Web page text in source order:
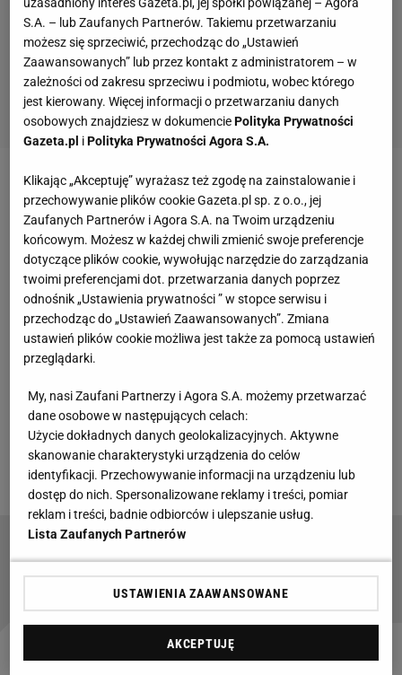
Zobacz wideoKibice dali sygnał reprezentacji
Urbana. Wardzichowski: W 80. minucie wychodzili ze
stadionu...
Grodziszczanie zakończyli sezon na 11. miejscu, z
dala od strefy spadkowej. Jednak tak słaba gra
wiosną - zaledwie dwie wygrane i zdobycie tylko 12
punktów w piętnastu rozegranych spotkaniach -
sprawiła, że z posadą trenera pożegnał się Piotr
Stokowiec.54-latek znalazł już nowe miejsce
zatrudnienia - jest to inny pierwszoligowiec, Polonia
Warszawa.
To on zastąpił Piotra Stokowca
S.A. – lub Zaufanych Partnerów. Takiemu przetwarzaniu
możesz się sprzeciwić, przechodząc do „Ustawień
Zaawansowanych” lub przez kontakt z administratorem – w
zależności od zakresu sprzeciwu i podmiotu, wobec którego
jest kierowany. Więcej informacji o przetwarzaniu danych
osobowych znajdziesz w dokumenciePolityka Prywatności
Gazeta.pl iPolityka Prywatności Agora S.A.
Klikając „Akceptuję” wyrażasz też zgodę na zainstalowanie i
przechowywanie plików cookie Gazeta.pl sp. z o.o., jej
Zaufanych Partnerów i Agora S.A. na Twoim urządzeniu
końcowym. Możesz w każdej chwili zmienić swoje preferencje
dotyczące plików cookie, wywołując narzędzie do zarządzania
twoimi preferencjami dot. przetwarzania danych poprzez
odnośnik „Ustawienia prywatności ” w stopce serwisu i
przechodząc do „Ustawień Zaawansowanych”. Zmiana
ustawień plików cookie możliwa jest także za pomocą ustawień
przeglądarki.
My, nasi Zaufani Partnerzy i Agora S.A. możemy przetwarzać
dane osobowe w następujących celach:
Użycie dokładnych danych geolokalizacyjnych. Aktywne
skanowanie charakterystyki urządzenia do celów
identyfikacji. Przechowywanie informacji na urządzeniu lub
dostęp do nich. Spersonalizowane reklamy i treści, pomiar
reklam i treści, badnie odbiorców i ulepszanie usług.
Lista Zaufanych Partnerów
USTAWIENIA ZAAWANSOWANE
AKCEPTUJĘ